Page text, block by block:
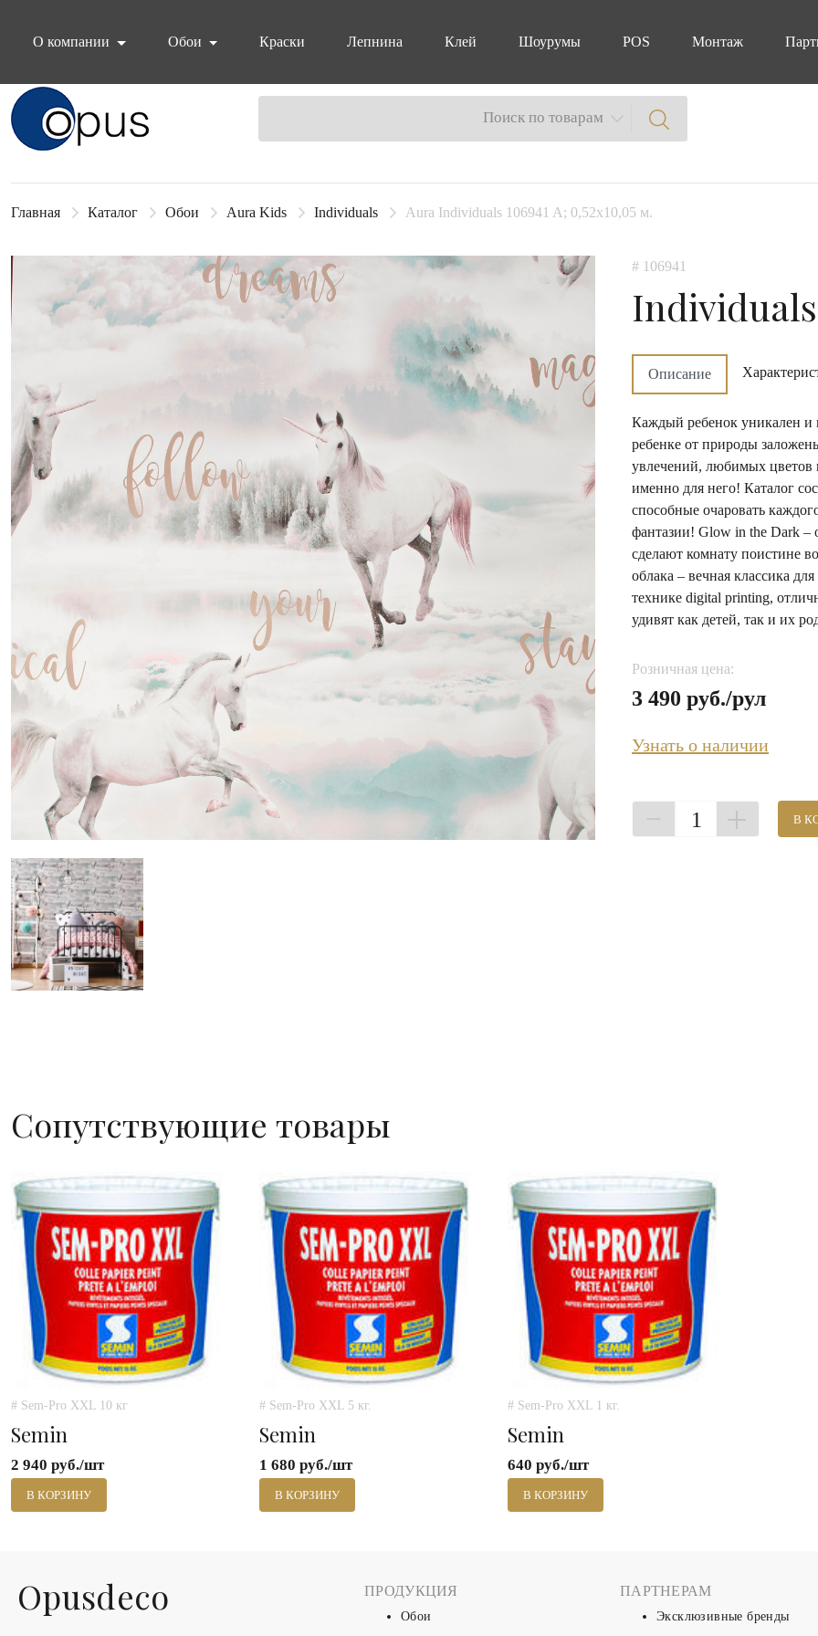
О компании
Обои Краски Лепнина Клей Шоурумы POS Монтаж
Блок поиска Поиск по товарам
Главная Каталог Обои Aura Kids Individuals Aura Individuals 106941 A; 0,52х10,05 м.
# 106941
Individuals
Описание
Каждый ребенок уникален и
ребенке от природы
увлечений, любимых цветов
именно для него! Каталог
способные очаровать
фантазии! Glow in the Dark –
сделают комнату поистине
облака – вечная классика
технике digital printing,
удивят как детей, так и их
Розничная цена:
3 490 руб./рул
Узнать о наличии
1 В
Сопутствующие товары
# Sem-Pro XXL 10 кг
Semin
2 940 руб./шт
В КОРЗИНУ
# Sem-Pro XXL 5 кг.
Semin
1 680 руб./шт
В КОРЗИНУ
# Sem-Pro XXL 1 кг.
Semin
640 руб./шт
В КОРЗИНУ
Оpusdeco ПРОДУКЦИЯ
Обои
ПАРТНЕРАМ
Эксклюзивные бренды